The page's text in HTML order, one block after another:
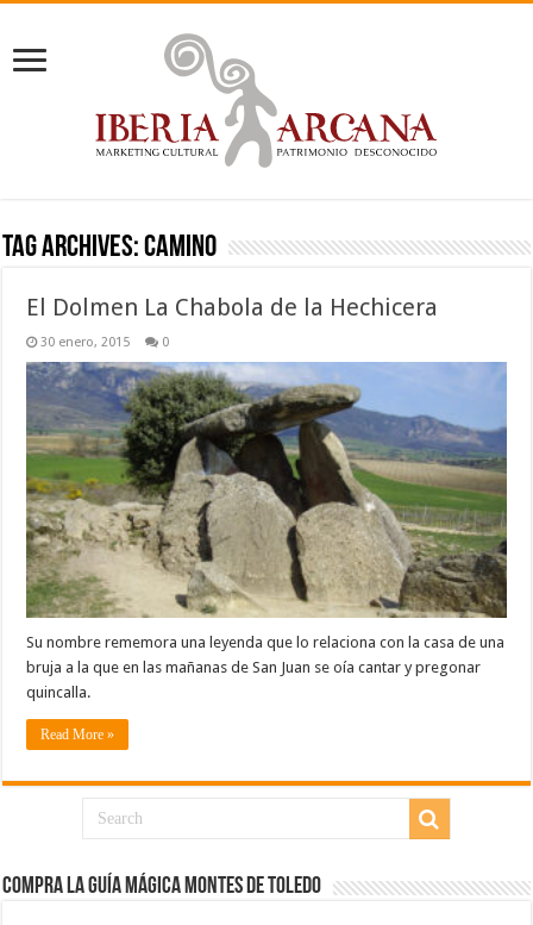
Tag Archives:camino
El Dolmen La Chabola de la Hechicera
30 enero, 2015 0
Su nombre rememora una leyenda que lo relaciona con la casa de una
bruja a la que en las mañanas de San Juan se oía cantar y pregonar
quincalla.
Read More »
COMPRA LA GUÍA MÁGICA MONTES DE TOLEDO